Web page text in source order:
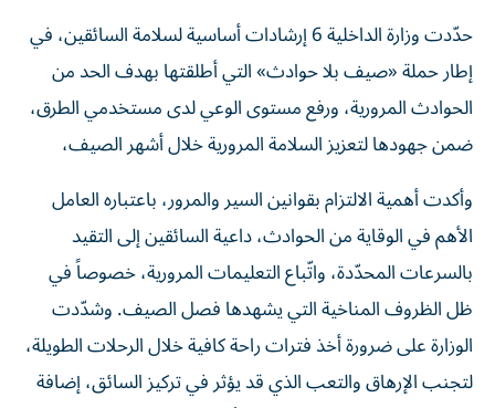
حدّدت وزارة الداخلية 6 إرشادات أساسية لسلامة السائقين، في
إطار حملة «صيف بلا حوادث» التي أطلقتها بهدف الحد من
الحوادث المرورية، ورفع مستوى الوعي لدى مستخدمي الطرق،
ضمن جهودها لتعزيز السلامة المرورية خلال أشهر الصيف،
وأكدت أهمية الالتزام بقوانين السير والمرور، باعتباره العامل
الأهم في الوقاية من الحوادث، داعية السائقين إلى التقيد
بالسرعات المحدّدة، واتّباع التعليمات المرورية، خصوصاً في
ظل الظروف المناخية التي يشهدها فصل الصيف. وشدّدت
الوزارة على ضرورة أخذ فترات راحة كافية خلال الرحلات الطويلة،
لتجنب الإرهاق والتعب الذي قد يؤثر في تركيز السائق، إضافة